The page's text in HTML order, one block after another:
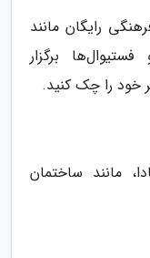
رایگان مانند
برگزار
خود را چک کنید.
مانند ساختمان